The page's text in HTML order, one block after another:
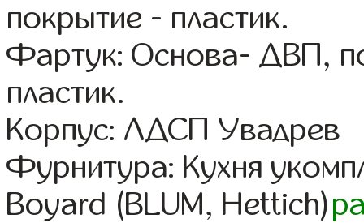
покрытие - пластик.
Фартук: Основа- ДВП,
пластик.
Корпус: ЛДСП Увадрев
Фурнитура: Кухня
Boyard (BLUM, Hettich)